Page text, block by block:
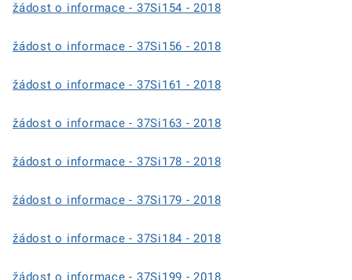
žádost o informace - 37Si154 - 2018
žádost o informace - 37Si156 - 2018
žádost o informace - 37Si161 - 2018
žádost o informace - 37Si163 - 2018
žádost o informace - 37Si178 - 2018
žádost o informace - 37Si179 - 2018
žádost o informace - 37Si184 - 2018
žádost o informace - 37Si199 - 2018